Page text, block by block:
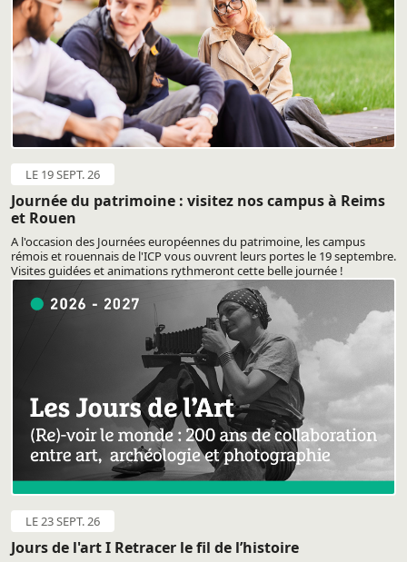
LE 19 SEPT. 26
Journée du patrimoine : visitez nos campus à Reims
et Rouen
A l'occasion des Journées européennes du patrimoine, les campus
rémois et rouennais de l'ICP vous ouvrent leurs portes le 19 septembre.
Visites guidées et animations rythmeront cette belle journée !
LE 23 SEPT. 26
Jours de l'art I Retracer le fil de l’histoire